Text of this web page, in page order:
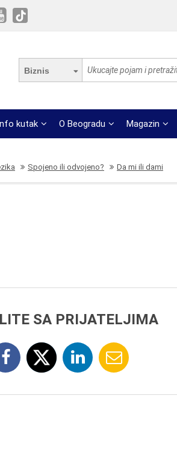
Biznis
kutak O Beogradu Magazin
Spojeno ili odvojeno? Da mi ili dami
SA PRIJATELJIMA